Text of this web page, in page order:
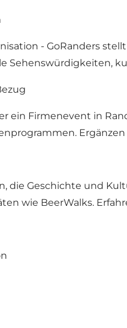
- GoRanders
Sehenswürdigkeiten,
ein Firmenevent in
die Geschichte und
wie BeerWalks.